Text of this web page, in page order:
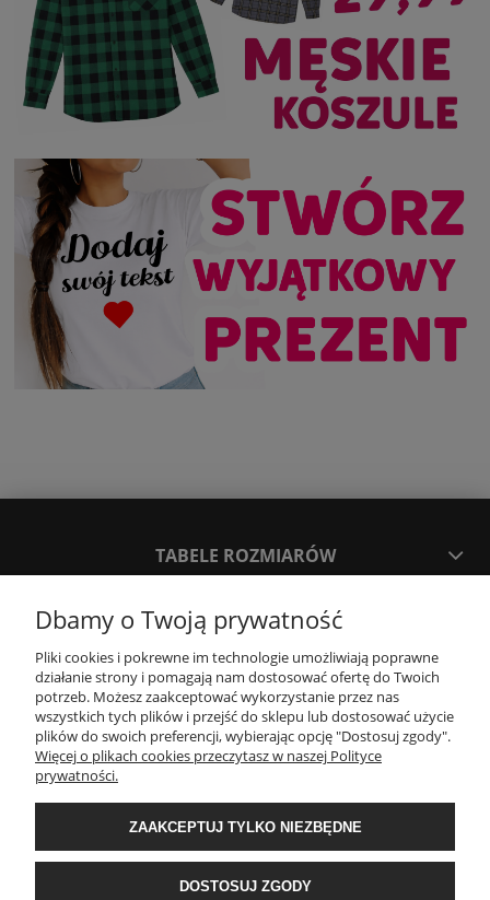
TABELE ROZMIARÓW
SPOSOBY PŁATNOŚCI ORAZ CZAS I KOSZTY DOSTAWY
KONTAKT
WYMIANA / ZWROTY / REKLAMACJE
REGULAMINY
Dbamy o Twoją prywatność
Pliki cookies i pokrewne im technologie umożliwiają poprawne
działanie strony i pomagają nam dostosować ofertę do Twoich
potrzeb. Możesz zaakceptować wykorzystanie przez nas
wszystkich tych plików i przejść do sklepu lub dostosować użycie
plików do swoich preferencji, wybierając opcję "Dostosuj zgody".
Więcej o plikach cookies przeczytasz w naszej Polityce
prywatności.
ZAAKCEPTUJ TYLKO NIEZBĘDNE
DOSTOSUJ ZGODY